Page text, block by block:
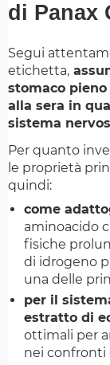
di Panax
Segui
etichetta,
stomaco
alla sera in
sistema
Per quanto
le proprietà
quindi:
come
aminoacido
fisiche
di idrogeno
una delle
per il
estratto di
ottimali per
nei confronti